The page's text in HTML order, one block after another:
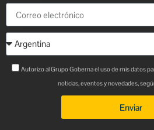
Autorizo al Grupo Goberna el uso de mis datos
noticias, eventos y novedades,
Enviar